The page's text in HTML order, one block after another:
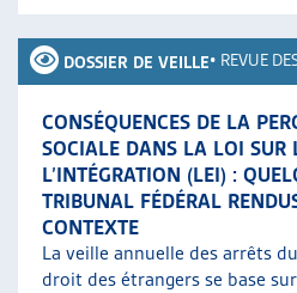
DOSSIER DE VEILLE• REVUE
CONSÉQUENCES DE LA
SOCIALE DANS LA LOI SUR
L’INTÉGRATION (LEI) :
TRIBUNAL FÉDÉRAL
CONTEXTE
La veille annuelle des arrêts
droit des étrangers se base